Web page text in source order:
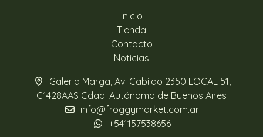
Inicio
Tienda
Contacto
Noticias
Galeria Marga, Av. Cabildo 2350 LOCAL 51,
C1428AAS Cdad. Autónoma de Buenos Aires
info@froggymarket.com.ar
+541157538656